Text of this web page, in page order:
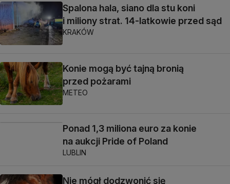
Spalona hala, siano dla stu koni
i miliony strat. 14-latkowie przed sąd
KRAKÓW
Konie mogą być tajną bronią
przed pożarami
METEO
Ponad 1,3 miliona euro za konie
na aukcji Pride of Poland
LUBLIN
Nie mógł dodzwonić się